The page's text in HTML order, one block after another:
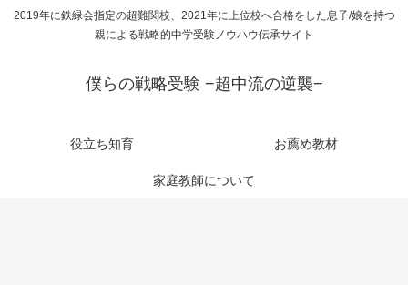
2019年に鉄緑会指定の超難関校、2021年に上位校へ合格をした息子/娘を持つ
親による戦略的中学受験ノウハウ伝承サイト
僕らの戦略受験 −超中流の逆襲−
役立ち知育 お薦め教材
家庭教師について